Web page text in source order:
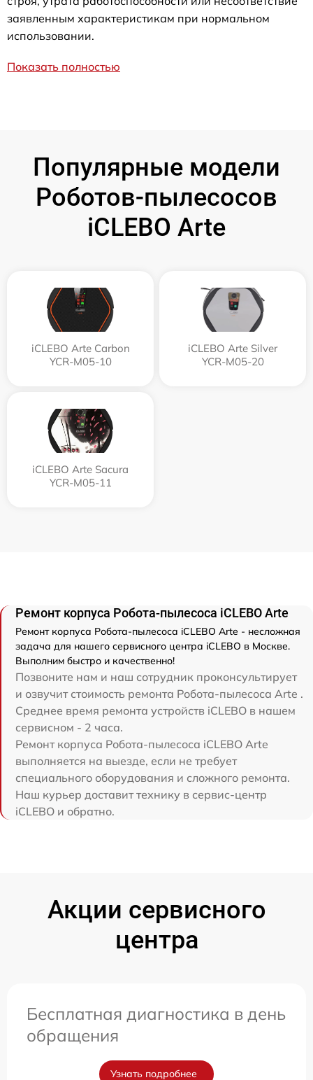
заявленным характеристикам при нормальном
использовании.
Показать полностью
Популярные модели
Роботов-пылесосов
iCLEBO Arte
iCLEBO Arte Carbon
YCR-M05-10
iCLEBO Arte Silver
YCR-M05-20
iCLEBO Arte Sacura
YCR-M05-11
Ремонт корпуса Робота-пылесоса iCLEBO Arte
Ремонт корпуса Робота-пылесоса iCLEBO Arte - несложная
задача для нашего сервисного центра iCLEBO в Москве.
Выполним быстро и качественно!
Позвоните нам и наш сотрудник проконсультирует
и озвучит стоимость ремонта Робота-пылесоса Arte .
Среднее время ремонта устройств iCLEBO в нашем
сервисном - 2 часа.
Ремонт корпуса Робота-пылесоса iCLEBO Arte
выполняется на выезде, если не требует
специального оборудования и сложного ремонта.
Наш курьер доставит технику в сервис-центр
iCLEBO и обратно.
Акции сервисного
центра
Бесплатная диагностика в день
обращения
Узнать подробнее